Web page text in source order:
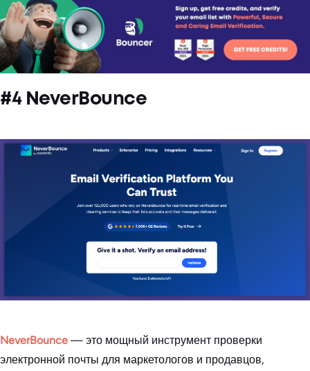
#4 NeverBounce
NeverBounce — это мощный инструмент проверки
электронной почты для маркетологов и продавцов,